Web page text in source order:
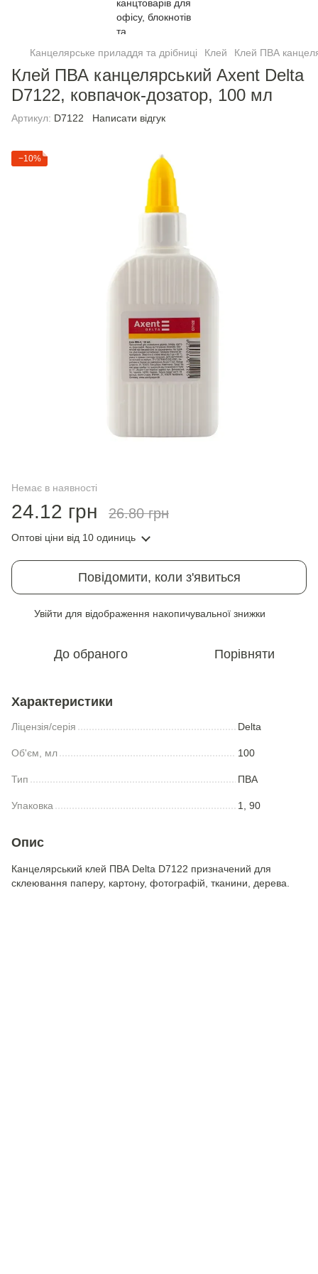
Канцелярське приладдя та дрібниці Клей Клей ПВА
Клей ПВА канцелярський Axent Delta
D7122, ковпачок-дозатор, 100 мл
Артикул: D7122 Написати відгук
−10%
Немає в наявності
24.12 грн 26.80 грн
Оптові ціни від 10 одиниць
Повідомити, коли з'явиться
Увійти для відображення накопичувальної знижки
До обраного Порівняти
Характеристики
Ліцензія/серія Delta
Об'єм, мл 100
Тип ПВА
Упаковка 1, 90
Опис
Канцелярський клей ПВА Delta D7122 призначений для
склеювання паперу, картону, фотографій, тканини, дерева.